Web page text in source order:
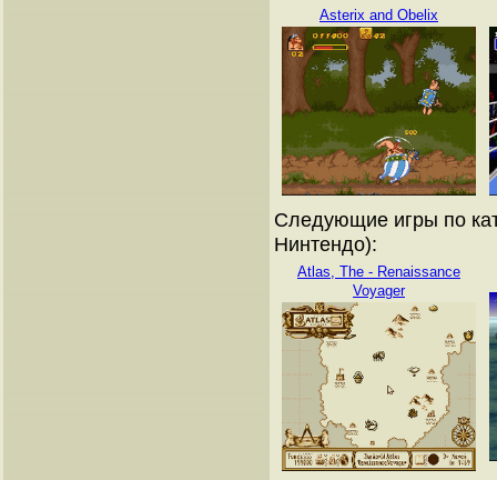
Asterix and Obelix
Следующие игры по
Нинтендо):
Atlas, The - Renaissance
Voyager